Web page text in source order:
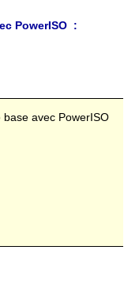
PowerISO :
avec PowerISO